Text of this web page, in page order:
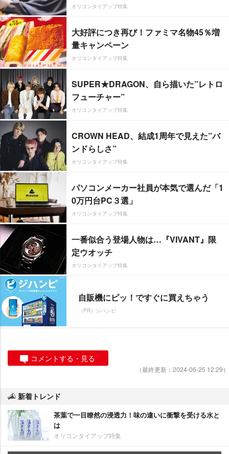
オリコンタイアップ特集
大好評につき再び！ファミマ名物45％増
量キャンペーン
オリコンタイアップ特集
SUPER★DRAGON、自ら描いた”レトロ
フューチャー”
オリコンタイアップ特集
CROWN HEAD、結成1周年で見えた”バ
ンドらしさ”
オリコンタイアップ特集
パソコンメーカー社員が本気で選んだ「1
0万円台PC３選」
オリコンタイアップ特集
一番似合う登場人物は…『VIVANT』限
定ウオッチ
オリコンタイアップ特集
自販機にピッ！ですぐに買えちゃう
（PR）ジハンピ
コメントする・見る
（最終更新：2024-06-25 12:29）
新着トレンド
茶葉で一目瞭然の浸透力！味の違いに衝撃を受ける水と
は
オリコンタイアップ特集